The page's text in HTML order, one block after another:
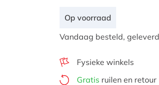
Op voorraad
Vandaag besteld,
Fysieke winkels
Gratis ruilen en retour